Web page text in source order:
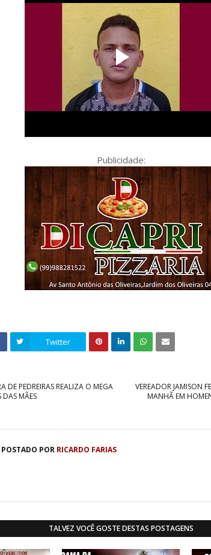
Publicidade:
Twitter
VEREADOR JAMISON
MANHÃ EM
DE PEDREIRAS REALIZA O MEGA
DAS MÃES
POSTADO POR RICARDO FARIAS
TALVEZ VOCÊ GOSTE DESTAS POSTAGENS